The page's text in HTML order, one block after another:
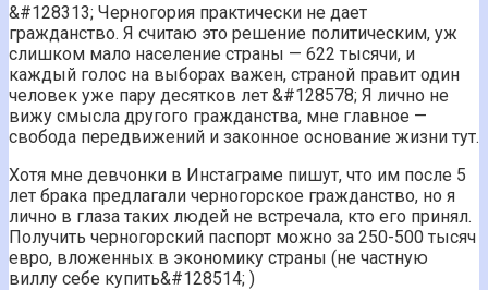
&#128313;️ Черногория практически не дает
гражданство. Я считаю это решение политическим, уж
слишком мало население страны — 622 тысячи, и
каждый голос на выборах важен, страной правит один
человек уже пару десятков лет &#128578; Я лично не
вижу смысла другого гражданства, мне главное —
свобода передвижений и законное основание жизни тут.
Хотя мне девчонки в Инстаграме пишут, что им после 5
лет брака предлагали черногорское гражданство, но я
лично в глаза таких людей не встречала, кто его принял.
Получить черногорский паспорт можно за 250-500 тысяч
евро, вложенных в экономику страны (не частную
виллу себе купить&#128514; )